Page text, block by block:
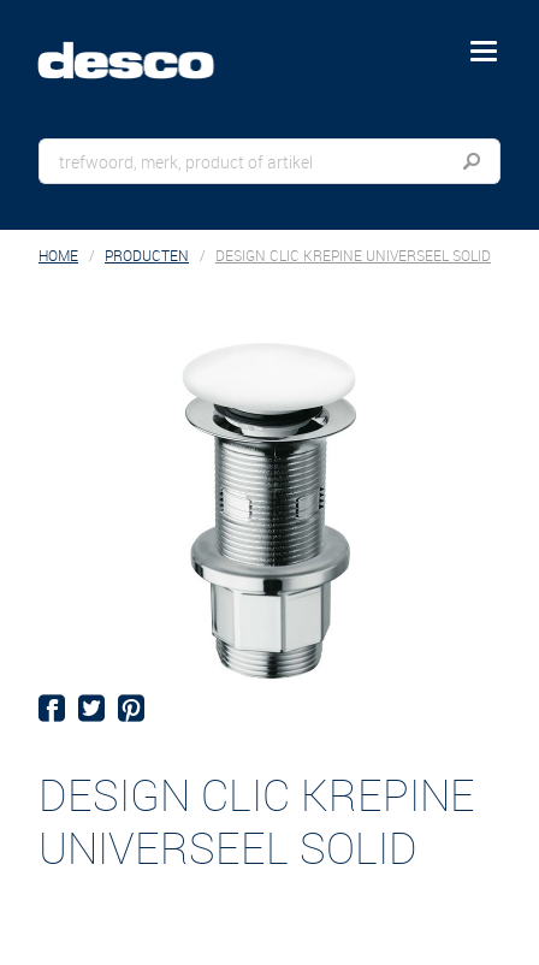
menu
HOME PRODUCTEN DESIGN CLIC KREPINE UNIVERSEEL SOLID
DESIGN CLIC KREPINE
UNIVERSEEL SOLID